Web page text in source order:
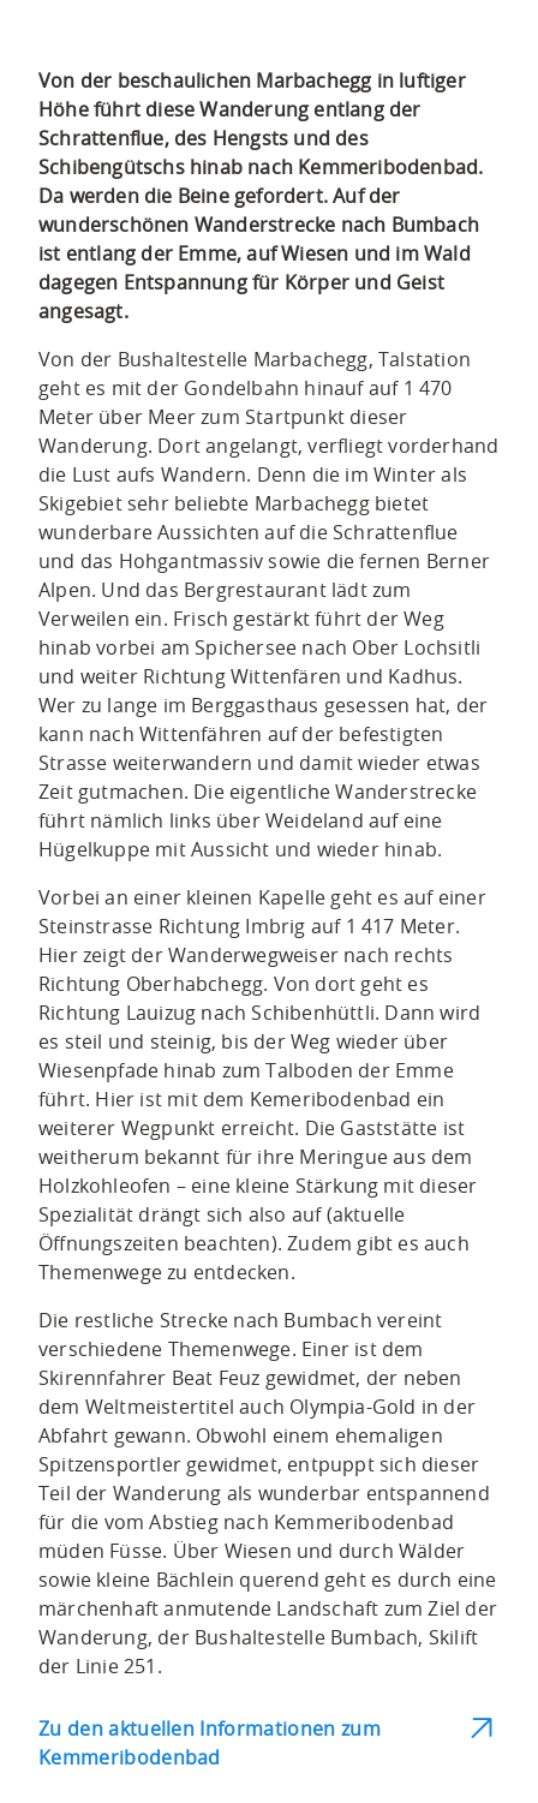
Von der beschaulichen Marbachegg in luftiger
Höhe führt diese Wanderung entlang der
Schrattenflue, des Hengsts und des
Schibengütschs hinab nach Kemmeribodenbad.
Da werden die Beine gefordert. Auf der
wunderschönen Wanderstrecke nach Bumbach
ist entlang der Emme, auf Wiesen und im Wald
dagegen Entspannung für Körper und Geist
angesagt.
Von der Bushaltestelle Marbachegg, Talstation
geht es mit der Gondelbahn hinauf auf 1 470
Meter über Meer zum Startpunkt dieser
Wanderung. Dort angelangt, verfliegt vorderhand
die Lust aufs Wandern. Denn die im Winter als
Skigebiet sehr beliebte Marbachegg bietet
wunderbare Aussichten auf die Schrattenflue
und das Hohgantmassiv sowie die fernen Berner
Alpen. Und das Bergrestaurant lädt zum
Verweilen ein. Frisch gestärkt führt der Weg
hinab vorbei am Spichersee nach Ober Lochsitli
und weiter Richtung Wittenfären und Kadhus.
Wer zu lange im Berggasthaus gesessen hat, der
kann nach Wittenfähren auf der befestigten
Strasse weiterwandern und damit wieder etwas
Zeit gutmachen. Die eigentliche Wanderstrecke
führt nämlich links über Weideland auf eine
Hügelkuppe mit Aussicht und wieder hinab.
Vorbei an einer kleinen Kapelle geht es auf einer
Steinstrasse Richtung Imbrig auf 1 417 Meter.
Hier zeigt der Wanderwegweiser nach rechts
Richtung Oberhabchegg. Von dort geht es
Richtung Lauizug nach Schibenhüttli. Dann wird
es steil und steinig, bis der Weg wieder über
Wiesenpfade hinab zum Talboden der Emme
führt. Hier ist mit dem Kemeribodenbad ein
weiterer Wegpunkt erreicht. Die Gaststätte ist
weitherum bekannt für ihre Meringue aus dem
Holzkohleofen – eine kleine Stärkung mit dieser
Spezialität drängt sich also auf (aktuelle
Öffnungszeiten beachten). Zudem gibt es auch
Themenwege zu entdecken.
Die restliche Strecke nach Bumbach vereint
verschiedene Themenwege. Einer ist dem
Skirennfahrer Beat Feuz gewidmet, der neben
dem Weltmeistertitel auch Olympia-Gold in der
Abfahrt gewann. Obwohl einem ehemaligen
Spitzensportler gewidmet, entpuppt sich dieser
Teil der Wanderung als wunderbar entspannend
für die vom Abstieg nach Kemmeribodenbad
müden Füsse. Über Wiesen und durch Wälder
sowie kleine Bächlein querend geht es durch eine
märchenhaft anmutende Landschaft zum Ziel der
Wanderung, der Bushaltestelle Bumbach, Skilift
der Linie 251.
Zu den aktuellen Informationen zum
Kemmeribodenbad